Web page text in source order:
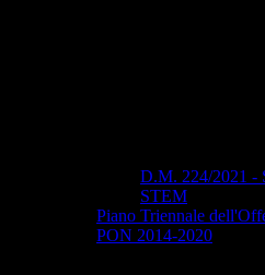
D.M. 224/2021 -
STEM
Piano Triennale
PON 2014-2020